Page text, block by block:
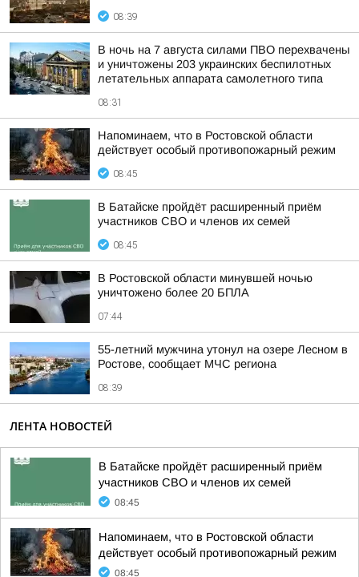
08:39
В ночь на 7 августа силами ПВО перехвачены
и уничтожены 203 украинских беспилотных
летательных аппарата самолетного типа
08:31
Напоминаем, что в Ростовской области
действует особый противопожарный режим
08:45
В Батайске пройдёт расширенный приём
участников СВО и членов их семей
08:45
В Ростовской области минувшей ночью
уничтожено более 20 БПЛА
07:44
55-летний мужчина утонул на озере Лесном в
Ростове, сообщает МЧС региона
08:39
ЛЕНТА НОВОСТЕЙ
В Батайске пройдёт расширенный приём
участников СВО и членов их семей
08:45
Напоминаем, что в Ростовской области
действует особый противопожарный режим
08:45